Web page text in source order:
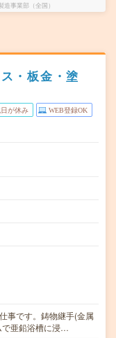
事業部（全国）
・板金・塗
が休み WEB登録OK
事です。鋳物継手(金属
で亜鉛浴槽に浸…